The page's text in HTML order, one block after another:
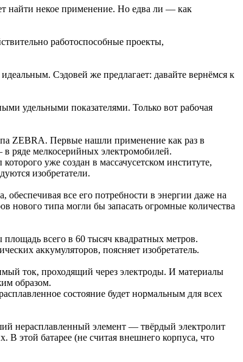
найти некое применение. Но едва ли — как
работоспособные проекты,
Сэдовей же предлагает: давайте вернёмся к
удельными показателями. Только вот рабочая
ZEBRA. Первые нашли применение как раз в
ряде мелкосерийных электромобилей.
уже создан в массачусетском институте,
изобретатели.
все его потребности в энергии даже на
нового типа могли бы запасать огромные количества
всего в 60 тысяч квадратных метров.
аккумуляторов, поясняет изобретатель.
ток, проходящий через электроды. И материалы
образом.
состояние будет нормальным для всех
нерасплавленный элемент — твёрдый электролит
В этой батарее (не считая внешнего корпуса, что